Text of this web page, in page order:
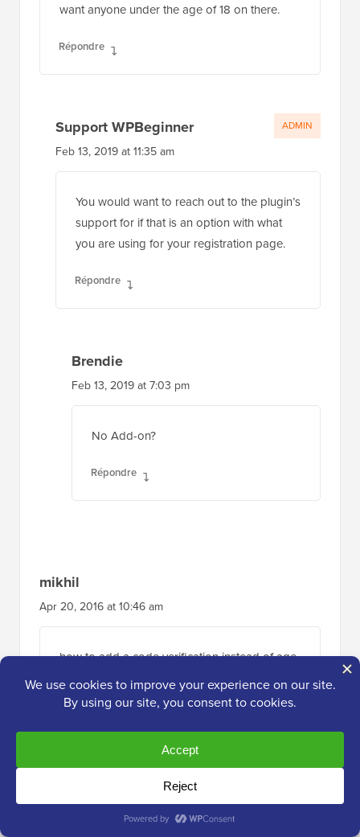
want anyone under the age of 18 on there.
Répondre
Support WPBeginner
Feb 13, 2019 at 11:35 am
You would want to reach out to the plugin’s
support for if that is an option with what
you are using for your registration page.
Répondre
ADMIN
Brendie
Feb 13, 2019 at 7:03 pm
No Add-on?
Répondre
mikhil
Apr 20, 2016 at 10:46 am
how to add a code verification instead of age
verification
Répondre
Aug 31, 2015 at 9:01 am